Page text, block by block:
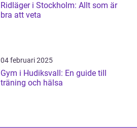
Ridläger i Stockholm: Allt som är
bra att veta
04 februari 2025
Gym i Hudiksvall: En guide till
träning och hälsa